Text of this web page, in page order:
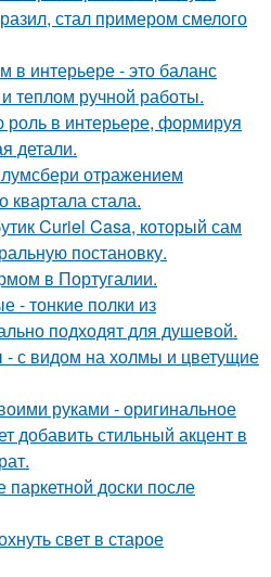
стал примером смелого
в интерьере - это баланс
теплом ручной работы.
роль в интерьере, формируя
детали.
отражением
квартала стала.
Curiel Casa, который сам
постановку.
в Португалии.
- тонкие полки из
подходят для душевой.
с видом на холмы и цветущие
руками - оригинальное
добавить стильный акцент в
паркетной доски после
свет в старое